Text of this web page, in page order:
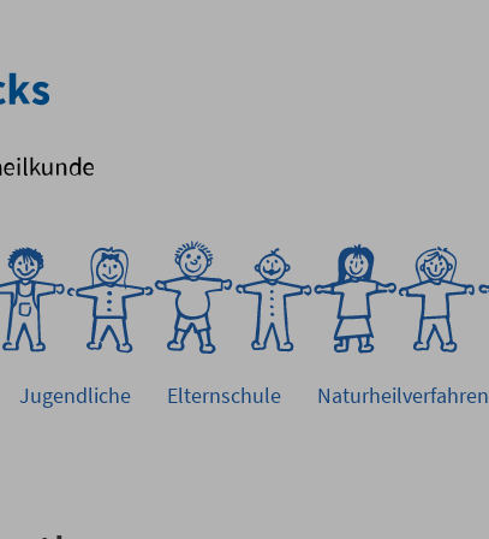
Jugendliche Elternschule Naturheilverfahren